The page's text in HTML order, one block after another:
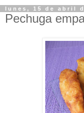
lunes, 15 de abril
Pechuga